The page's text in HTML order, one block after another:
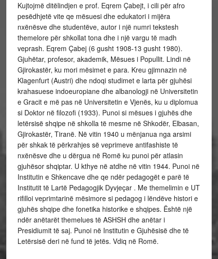
Kujtojmë ditëlindjen e prof. Eqrem Çabejt, i cili për afro
pesëdhjetë vite qe mësuesi dhe edukatori i mijëra
nxënësve dhe studentëve, autor i një numri tekstesh
themelore për shkollat tona dhe i një vargu të madh
veprash. Eqrem Çabej (6 gusht 1908-13 gusht 1980).
Gjuhëtar, profesor, akademik, Mësues i Popullit. Lindi në
Gjirokastër, ku mori mësimet e para. Kreu gjimnazin në
Klagenfurt (Austri) dhe ndoqi studimet e larta për gjuhësi
krahasuese indoeuropiane dhe albanologji në Universitetin
e Gracit e më pas në Universitetin e Vjenës, ku u diplomua
si Doktor në filozofi (1933). Punoi si mësues i gjuhës dhe
letërsisë shqipe në shkolla të mesme në Shkodër, Elbasan,
Gjirokastër, Tiranë. Në vitin 1940 u mënjanua nga arsimi
për shkak të përkrahjes së veprimeve antifashiste të
nxënësve dhe u dërgua në Romë ku punoi për atlasin
gjuhësor shqiptar. U kthye në atdhe në vitin 1944. Punoi në
Institutin e Shkencave dhe qe ndër pedagogët e parë të
Institutit të Lartë Pedagogjik Dyvjeçar . Me themelimin e UT
rifilloi veprimtarinë mësimore si pedagog i lëndëve histori e
gjuhës shqipe dhe fonetika historike e shqipes. Është një
ndër anëtarët themelues të ASHSH dhe anëtar i
Presidiumit të saj. Punoi në Institutin e Gjuhësisë dhe të
Letërsisë deri në fund të jetës. Vdiq në Romë.